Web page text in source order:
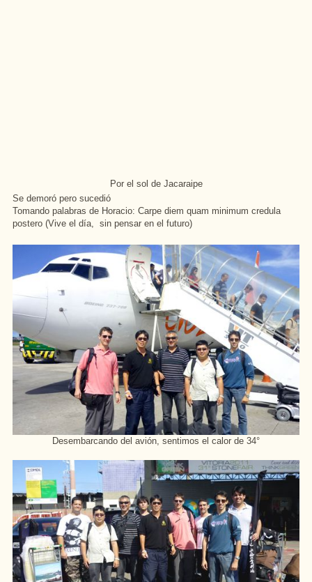
Por el sol de Jacaraipe
Se demoró pero sucedió
Tomando palabras de Horacio: Carpe diem quam minimum credula
postero (Vive el día, sin pensar en el futuro)
Desembarcando del avión, sentimos el calor de 34°